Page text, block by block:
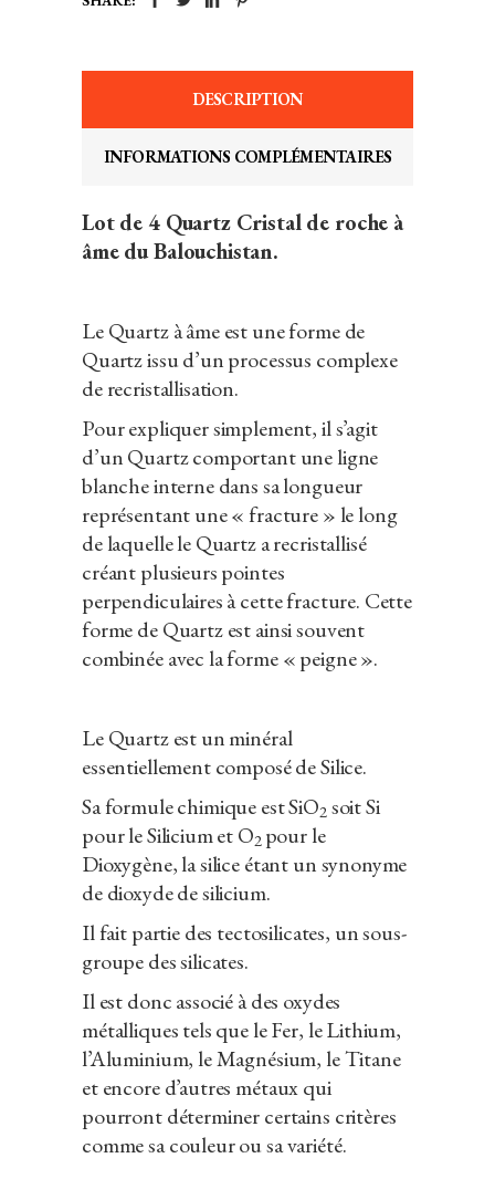
DESCRIPTION
INFORMATIONS COMPLÉMENTAIRES
Lot de 4 Quartz Cristal de roche à
âme du Balouchistan.
Le Quartz à âme est une forme de
Quartz issu d’un processus complexe
de recristallisation.
Pour expliquer simplement, il s’agit
d’un Quartz comportant une ligne
blanche interne dans sa longueur
représentant une « fracture » le long
de laquelle le Quartz a recristallisé
créant plusieurs pointes
perpendiculaires à cette fracture. Cette
forme de Quartz est ainsi souvent
combinée avec la forme « peigne ».
Le Quartz est un minéral
essentiellement composé de Silice.
Sa formule chimique est SiO2 soit Si
pour le Silicium et O2 pour le
Dioxygène, la silice étant un synonyme
de dioxyde de silicium.
Il fait partie des tectosilicates, un sous-
groupe des silicates.
Il est donc associé à des oxydes
métalliques tels que le Fer, le Lithium,
l’Aluminium, le Magnésium, le Titane
et encore d’autres métaux qui
pourront déterminer certains critères
comme sa couleur ou sa variété.